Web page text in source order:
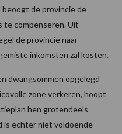
de provincie de
te compenseren. Uit
de provincie naar
inkomsten zal kosten.
dwangsommen opgelegd
zone verkeren, hoopt
hen grotendeels
echter niet voldoende